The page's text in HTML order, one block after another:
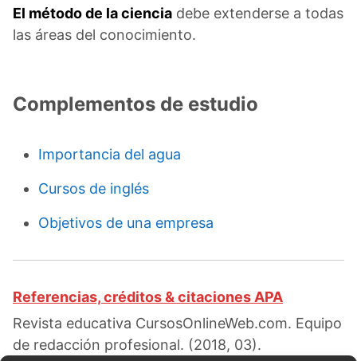
El método de la ciencia debe extenderse a todas
las áreas del conocimiento.
Complementos de estudio
Importancia del agua
Cursos de inglés
Objetivos de una empresa
Referencias, créditos & citaciones APA
Revista educativa CursosOnlineWeb.com. Equipo
de redacción profesional. (2018, 03).